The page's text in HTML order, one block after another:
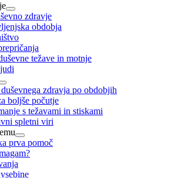
zdravje
obdobja
težave in motnje
zdravja po obdobjih
boljše počutje
s težavami in stiskami
spletni viri
prva pomoč